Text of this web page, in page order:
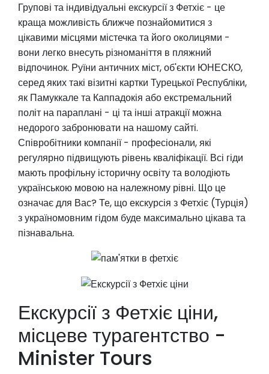
Групові та індивідуальні екскурсії з Фетхіє - це
краща можливість ближче познайомитися з
цікавими місцями містечка та його околицями -
вони легко внесуть різноманіття в пляжний
відпочинок. Руїни античних міст, об'єкти ЮНЕСКО,
серед яких такі візитні картки Турецької Республіки,
як Памуккале та Каппадокія або екстремальний
політ на параплані - ці та інші атракції можна
недорого забронювати на нашому сайті.
Співробітники компанії - професіонали, які
регулярно підвищують рівень кваліфікації. Всі гіди
мають профільну історичну освіту та володіють
українською мовою на належному рівні. Що це
означає для Вас? Те, що екскурсія з Фетхіє (Турція)
з україномовним гідом буде максимально цікава та
пізнавальна.
Екскурсії з Фетхіє ціни,
місцеве турагентство -
Minister Tours